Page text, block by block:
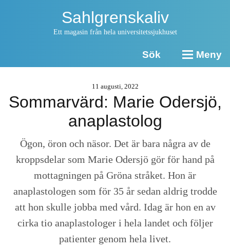
Sahlgrenskaliv
Ett magasin från hela universitetssjukhuset
Sök Meny
11 augusti, 2022
Sommarvärd: Marie Odersjö,
anaplastolog
Ögon, öron och näsor. Det är bara några av de
kroppsdelar som Marie Odersjö gör för hand på
mottagningen på Gröna stråket. Hon är
anaplastologen som för 35 år sedan aldrig trodde
att hon skulle jobba med vård. Idag är hon en av
cirka tio anaplastologer i hela landet och följer
patienter genom hela livet.